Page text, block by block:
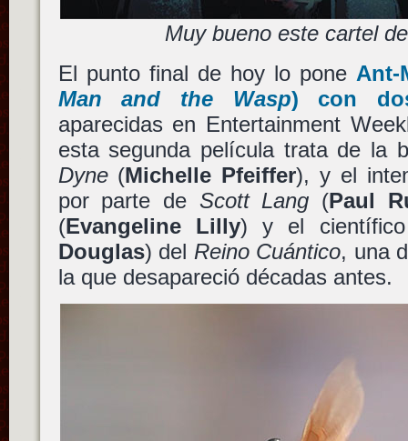
Muy bueno este cartel
El punto final de hoy lo pone Ant-
Man and the Wasp) con
aparecidas en Entertainment
esta segunda película trata de la
Dyne(Michelle Pfeiffer), y el
por parte de Scott Lang (Paul
(Evangeline Lilly) y el
Douglas) del Reino Cuántico, una
la que desapareció décadas antes.